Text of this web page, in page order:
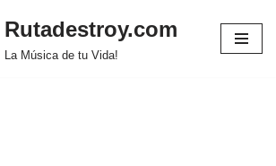
Rutadestroy.com
La Música de tu Vida!